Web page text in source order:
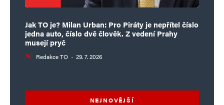
Jak TO je? Milan Urban: Pro Piráty je nepřítel číslo
jedna auto, číslo dvě člověk. Z vedení Prahy
musejí pryč
Redakce TO · 29. 7. 2026
NEJNOVĚJŠÍ